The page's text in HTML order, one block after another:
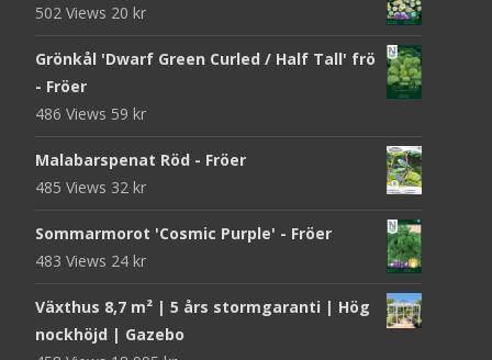
502 Views 20 kr
Grönkål 'Dwarf Green Curled / Half Tall' frö
- Fröer
486 Views 59 kr
Malabarspenat Röd - Fröer
485 Views 32 kr
Sommarmorot 'Cosmic Purple' - Fröer
483 Views 24 kr
Växthus 8,7 m² | 5 års stormgaranti | Hög
nockhöjd | Gazebo